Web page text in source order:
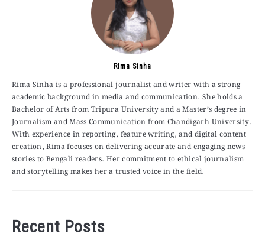
RIma Sinha
Rima Sinha is a professional journalist and writer with a strong
academic background in media and communication. She holds a
Bachelor of Arts from Tripura University and a Master’s degree in
Journalism and Mass Communication from Chandigarh University.
With experience in reporting, feature writing, and digital content
creation, Rima focuses on delivering accurate and engaging news
stories to Bengali readers. Her commitment to ethical journalism
and storytelling makes her a trusted voice in the field.
Recent Posts